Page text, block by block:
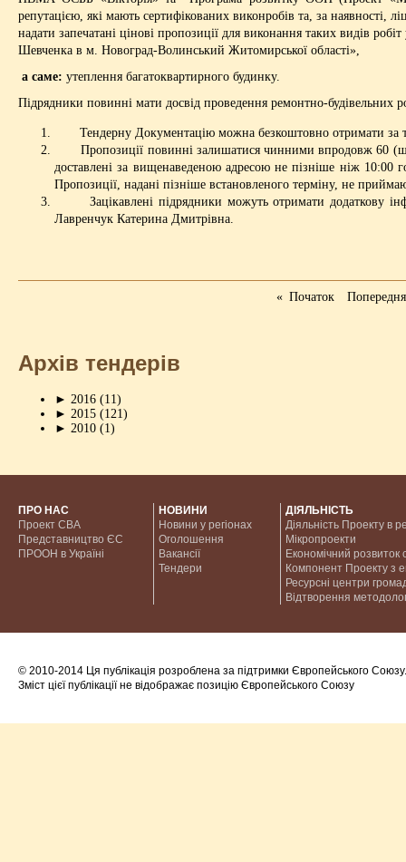
репутацією, які мають сертифікованих виконробів та, за наявності,
надати запечатані цінові пропозиції для виконання таких видів
Шевченка в м. Новоград-Волинський Житомирської області»,
а саме: утеплення багатоквартирного будинку.
Підрядники повинні мати досвід проведення ремонтно-будівельних
Тендерну Документацію можна безкоштовно отримати за
Пропозиції повинні залишатися чинними впродовж 60
доставлені за вищенаведеною адресою не пізніше ніж 10:00
Пропозиції, надані пізніше встановленого терміну, не
Зацікавлені підрядники можуть отримати додаткову
Лавренчук Катерина Дмитрівна.
« Початок Попередня
Архів тендерів
► 2016 (11)
► 2015 (121)
► 2010 (1)
ПРО НАС
Проект CBA
Представництво ЄС
ПРООН в Україні
НОВИНИ
Новини у регіонах
Оголошення
Вакансії
Тендери
ДІЯЛЬНІСТЬ
Діяльність Проекту в
Мікропроекти
Економічний розвиток
Компонент Проекту з
Ресурсні центри
Відтворення
© 2010-2014 Ця публікація розроблена за підтримки Європейського Союзу.
Зміст цієї публікації не відображає позицію Європейського Союзу